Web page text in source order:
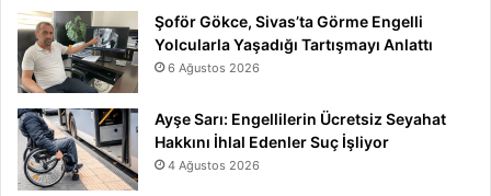
Şoför Gökce, Sivas’ta Görme Engelli
Yolcularla Yaşadığı Tartışmayı Anlattı
6 Ağustos 2026
Ayşe Sarı: Engellilerin Ücretsiz Seyahat
Hakkını İhlal Edenler Suç İşliyor
4 Ağustos 2026